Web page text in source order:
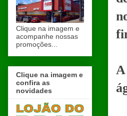
A
Clique na imagem e
acompanhe nossas
promoções...
Clique na imagem e
confira as
novidades